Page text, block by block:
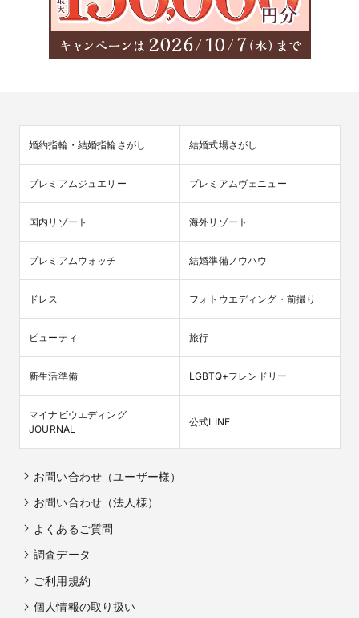
婚約指輪・結婚指輪さがし 結婚式場さがし
プレミアムジュエリー プレミアムヴェニュー
国内リゾート 海外リゾート
プレミアムウォッチ 結婚準備ノウハウ
ドレス フォトウエディング・前撮り
ビューティ 旅行
新生活準備 LGBTQ+フレンドリー
マイナビウエディング
JOURNAL
公式LINE
お問い合わせ（ユーザー様）
お問い合わせ（法人様）
よくあるご質問
調査データ
ご利用規約
個人情報の取り扱い